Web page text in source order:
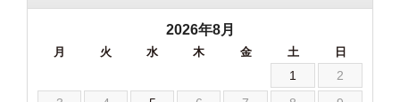
2026年8月
月 火 水 木 金 土 日
1
2